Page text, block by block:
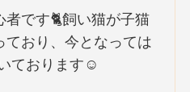
者です🐈飼い猫が子猫
ており、今となっては
ております☺️